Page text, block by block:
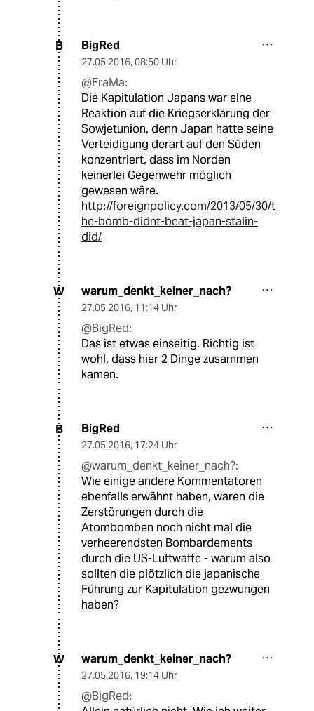
B BigRed
27.05.2016, 08:50 Uhr
@FraMa:
Die Kapitulation Japans war eine
Reaktion auf die Kriegserklärung der
Sowjetunion, denn Japan hatte seine
Verteidigung derart auf den Süden
konzentriert, dass im Norden
keinerlei Gegenwehr möglich
gewesen wäre.
http://foreignpolicy.com/2013/05/30/t
he-bomb-didnt-beat-japan-stalin-
did/
W warum_denkt_keiner_nach?
27.05.2016, 11:14 Uhr
@BigRed:
Das ist etwas einseitig. Richtig ist
wohl, dass hier 2 Dinge zusammen
kamen.
B BigRed
27.05.2016, 17:24 Uhr
@warum_denkt_keiner_nach?:
Wie einige andere Kommentatoren
ebenfalls erwähnt haben, waren die
Zerstörungen durch die
Atombomben noch nicht mal die
verheerendsten Bombardements
durch die US-Luftwaffe - warum also
sollten die plötzlich die japanische
Führung zur Kapitulation gezwungen
haben?
W warum_denkt_keiner_nach?
27.05.2016, 19:14 Uhr
@BigRed: